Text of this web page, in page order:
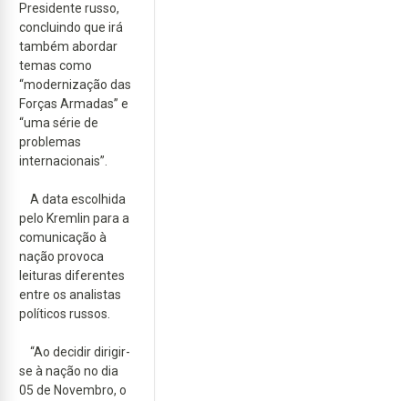
Presidente russo,
concluindo que irá
também abordar
temas como
“modernização das
Forças Armadas” e
“uma série de
problemas
internacionais”.
A data escolhida
pelo Kremlin para a
comunicação à
nação provoca
leituras diferentes
entre os analistas
políticos russos.
“Ao decidir dirigir-
se à nação no dia
05 de Novembro, o